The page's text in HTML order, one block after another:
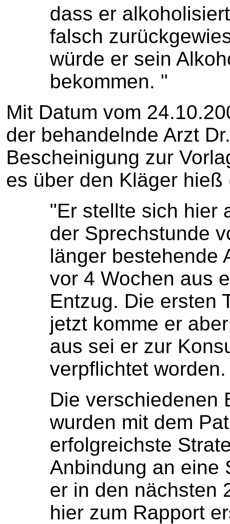
dass er
falsch
würde er sein
bekommen. "
Mit Datum vom
der behandelnde Arzt
Bescheinigung zur
es über den Kläger hieß
"Er stellte sich hier
der Sprechstunde
länger bestehende
vor 4 Wochen aus
Entzug. Die ersten
jetzt komme er
aus sei er zur
verpflichtet worden.
Die verschiedenen
wurden mit dem
erfolgreichste
Anbindung an eine
er in den nächsten
hier zum Rapport